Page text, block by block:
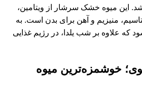
این میوه خشک سرشار از ویتامین،
منیزیم و آهن برای بدن است. به
علاوه بر شب یلدا، در رژیم غذایی
خوشمزه‌ترین میوه